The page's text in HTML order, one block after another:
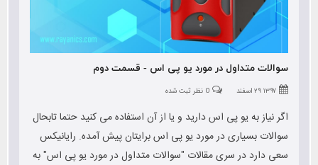
سوالات متداول در مورد یو پی اس - قسمت دوم
۱۳۹۷ ۲۹ اسفند 0 نظر ثبت شده
اگر نیاز به یو پی اس دارید و یا از آن استفاده می کنید حتما تابحال
سوالات بسیاری در مورد یو پی اس برایتان پیش آمده. رایانیکس
سعی دارد در سری مقالات "سوالات متداول در مورد یو پی اس" به